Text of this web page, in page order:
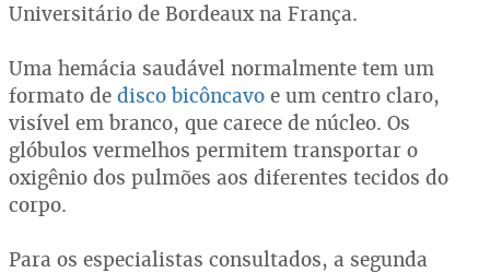
Universitário de Bordeaux na França.
Uma hemácia saudável normalmente tem um
formato de disco bicôncavo e um centro claro,
visível em branco, que carece de núcleo. Os
glóbulos vermelhos permitem transportar o
oxigênio dos pulmões aos diferentes tecidos do
corpo.
Para os especialistas consultados, a segunda